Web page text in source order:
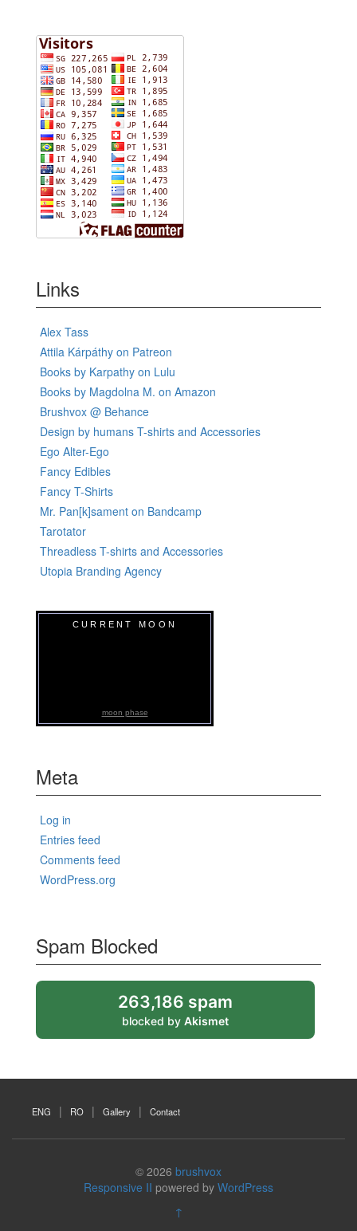
Links
Alex Tass
Attila Kárpáthy on Patreon
Books by Karpathy on Lulu
Books by Magdolna M. on Amazon
Brushvox @ Behance
Design by humans T-shirts and Accessories
Ego Alter-Ego
Fancy Edibles
Fancy T-Shirts
Mr. Pan[k]sament on Bandcamp
Tarotator
Threadless T-shirts and Accessories
Utopia Branding Agency
CURRENT MOON
moon phase
Meta
Log in
Entries feed
Comments feed
WordPress.org
Spam Blocked
263,186 spam
blocked by Akismet
ENG RO Gallery Contact
© 2026 brushvox
Responsive II powered by WordPress
↑